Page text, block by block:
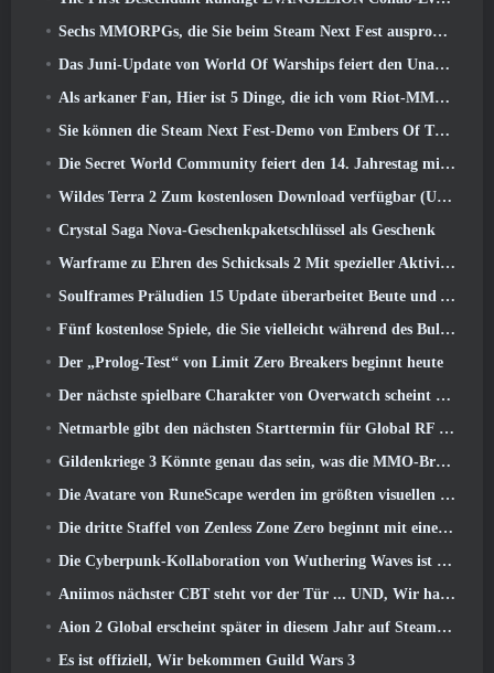
Sechs MMORPGs, die Sie beim Steam Next Fest ausprobieren können
Das Juni-Update von World Of Warships feiert den Unabhängigkeitstag der USA mit einer neuen Erzählkampagne
Als arkaner Fan, Hier ist 5 Dinge, die ich vom Riot-MMO sehen möchte
Sie können die Steam Next Fest-Demo von Embers Of The Uncrowned Tomorrow vorab herunterladen
Die Secret World Community feiert den 14. Jahrestag mit einem Rätsel, das sie gemeinsam lösen müssen
Wildes Terra 2 Zum kostenlosen Download verfügbar (Und behalten) Für eine begrenzte Zeit
Crystal Saga Nova-Geschenkpaketschlüssel als Geschenk
Warframe zu Ehren des Schicksals 2 Mit spezieller Aktivität und Titel im Spiel
Soulframes Präludien 15 Update überarbeitet Beute und Angeln
Fünf kostenlose Spiele, die Sie vielleicht während des Bullet Fests ausprobieren möchten
Der „Prolog-Test“ von Limit Zero Breakers beginnt heute
Der nächste spielbare Charakter von Overwatch scheint ein überarbeiteter Cyborg-Verbrecherboss zu sein
Netmarble gibt den nächsten Starttermin für Global RF Online bekannt
Gildenkriege 3 Könnte genau das sein, was die MMO-Branche gerade braucht
Die Avatare von RuneScape werden im größten visuellen Update des Spiels der letzten zehn Jahre überarbeitet
Die dritte Staffel von Zenless Zone Zero beginnt mit einer Reise zu einer Bangboo-Insel im Himmel, Und zur Steam-Plattform
Die Cyberpunk-Kollaboration von Wuthering Waves ist genau das, was ich mir von meinen Videospiel-Crossover-Events erwarte
Aniimos nächster CBT steht vor der Tür ... UND, Wir haben ein offizielles Startfenster
Aion 2 Global erscheint später in diesem Jahr auf Steam und Purple
Es ist offiziell, Wir bekommen Guild Wars 3